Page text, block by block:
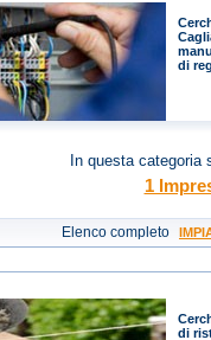
di
In questa categoria
1
Elenco completo
di